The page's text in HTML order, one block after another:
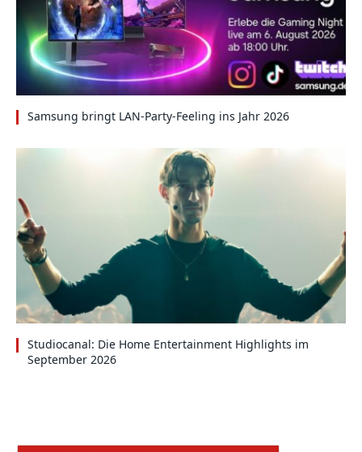
Samsung bringt LAN-Party-Feeling ins Jahr 2026
Studiocanal: Die Home Entertainment Highlights im
September 2026